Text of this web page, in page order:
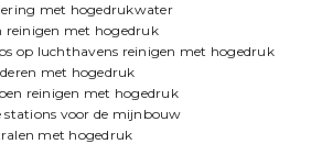
met hogedrukwater
reinigen met hogedruk
op luchthavens reinigen met hogedruk
met hogedruk
reinigen met hogedruk
stations voor de mijnbouw
met hogedruk